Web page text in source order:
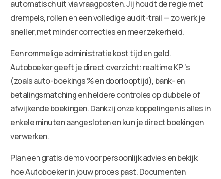
automatisch uit via vraagposten. Jij houdt de regie met
drempels, rollen en een volledige audit-trail — zo werk je
sneller, met minder correcties en meer zekerheid.
Een rommelige administratie kost tijd en geld.
Autoboeker geeft je direct overzicht: realtime KPI’s
(zoals auto-boekings % en doorlooptijd), bank- en
betalingsmatching en heldere controles op dubbele of
afwijkende boekingen. Dankzij onze koppelingen is alles in
enkele minuten aangesloten en kun je direct boekingen
verwerken.
Plan een gratis demo voor persoonlijk advies en bekijk
hoe Autoboeker in jouw proces past. Documenten